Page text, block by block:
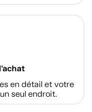
en détail et votre
seul endroit.